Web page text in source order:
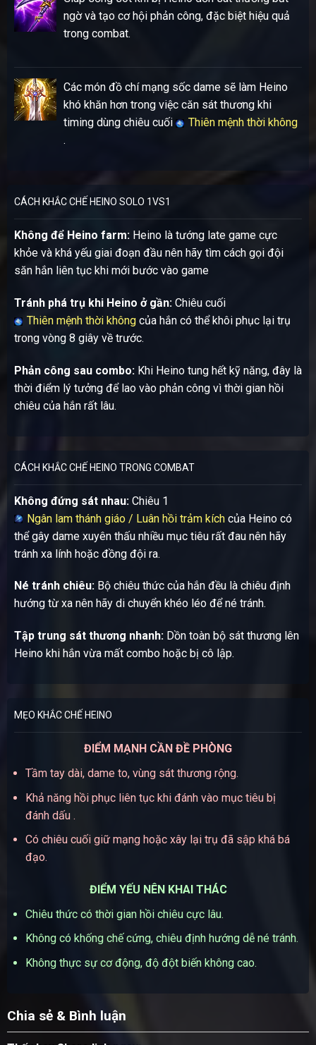
ngờ và tạo cơ hội phản công, đặc biệt hiệu quả
trong combat.
Các món đồ chí mạng sốc dame sẽ làm Heino
khó khăn hơn trong việc căn sát thương khi
timing dùng chiêu cuối
Thiên mệnh thời không
.
CÁCH KHẮC CHẾ HEINO SOLO 1VS1
Không để Heino farm:Heino là tướng late game cực
khỏe và khá yếu giai đoạn đầu nên hãy tìm cách gọi đội
săn hắn liên tục khi mới bước vào game
Tránh phá trụ khi Heino ở gần:Chiêu cuối
Thiên mệnh thời khôngcủa hắn có thể khôi phục lại trụ
trong vòng 8 giây về trước.
Phản công sau combo:Khi Heino tung hết kỹ năng, đây là
thời điểm lý tưởng để lao vào phản công vì thời gian hồi
chiêu của hắn rất lâu.
CÁCH KHẮC CHẾ HEINO TRONG COMBAT
Không đứng sát nhau:Chiêu 1
Ngân lam thánh giáo / Luân hồi trảm kíchcủa Heino có
thể gây dame xuyên thấu nhiều mục tiêu rất đau nên hãy
tránh xa lính hoặc đồng đội ra.
Né tránh chiêu:Bộ chiêu thức của hắn đều là chiêu định
hướng từ xa nên hãy di chuyển khéo léo để né tránh.
Tập trung sát thương nhanh:Dồn toàn bộ sát thương lên
Heino khi hắn vừa mất combo hoặc bị cô lập.
MẸO KHẮC CHẾ HEINO
ĐIỂM MẠNH CẦN ĐỀ PHÒNG
Tầm tay dài, dame to, vùng sát thương rộng.
Khả năng hồi phục liên tục khi đánh vào mục tiêu bị
đánh dấu .
Có chiêu cuối giữ mạng hoặc xây lại trụ đã sập khá bá
đạo.
ĐIỂM YẾU NÊN KHAI THÁC
Chiêu thức có thời gian hồi chiêu cực lâu.
Không có khống chế cứng, chiêu định hướng dễ né tránh.
Không thực sự cơ động, độ đột biến không cao.
Chia sẻ & Bình luận